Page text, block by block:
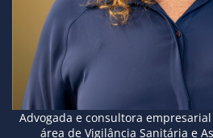
Advogada e consultora
área de Vigilância Sanitária e